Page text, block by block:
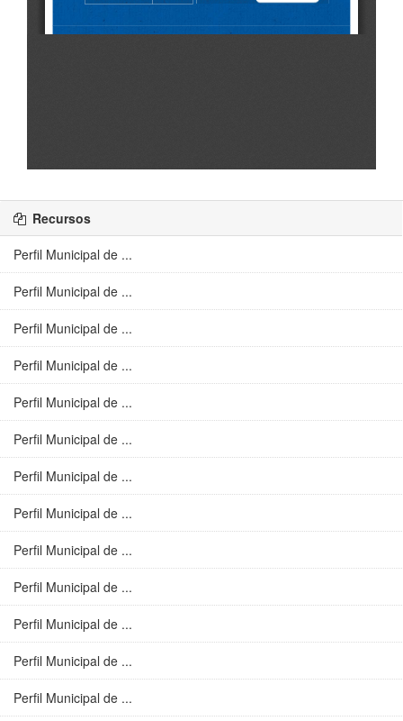
Recursos
Perfil Municipal de ...
Perfil Municipal de ...
Perfil Municipal de ...
Perfil Municipal de ...
Perfil Municipal de ...
Perfil Municipal de ...
Perfil Municipal de ...
Perfil Municipal de ...
Perfil Municipal de ...
Perfil Municipal de ...
Perfil Municipal de ...
Perfil Municipal de ...
Perfil Municipal de ...